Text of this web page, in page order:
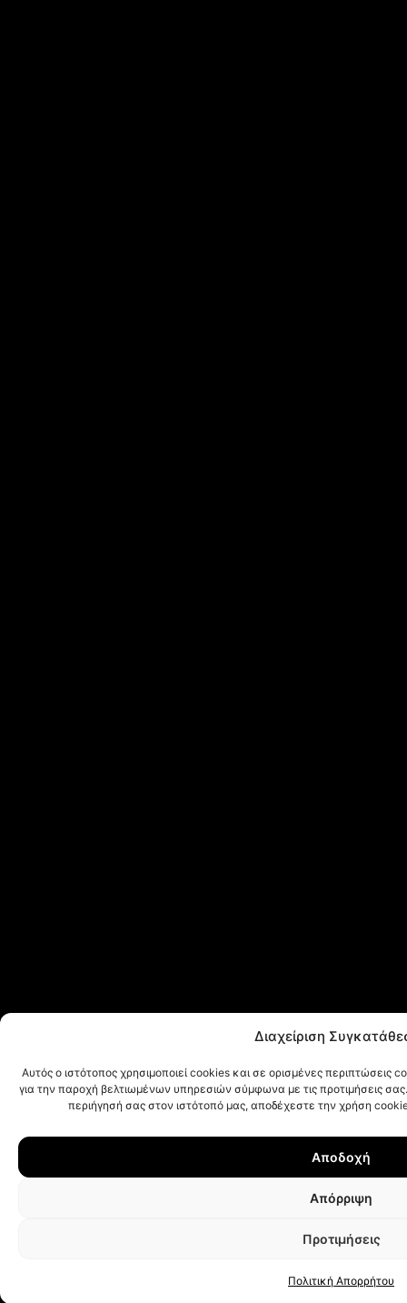
Διαχείριση
Αυτός ο ιστότοπος χρησιμοποιεί cookies και σε ορισμένες περιπτώσεις
για την παροχή βελτιωμένων υπηρεσιών σύμφωνα με τις προτιμήσεις
περιήγησή σας στον ιστότοπό μας, αποδέχεστε την χρήση
Αποδοχή
Απόρριψη
Προτιμήσεις
Πολιτική Απορρήτου